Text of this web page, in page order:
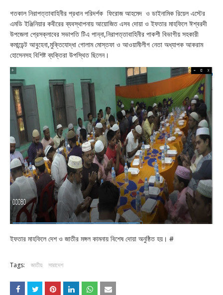
গতকাল নিরাপত্তাবাহিনীর প্রধান পরিদর্শক ফিরোজ আহমেদ ও ডাইনামিক রিয়েল এস্টের
এমডি ইঞ্জিনিয়ার কবীরের ব্যবস্থাপনায় আয়োজিত এসব দোয়া ও ইফতার মাহফিলে ঈশ্বরদী
উপজেলা প্রেসক্লাবের সভাপতি টিএ পান্না,নিরাপত্তাবাহিনীর পাকশী বিভাগীয় সহকারী
কমান্ডেন্ট আবুহেনা,মুক্তিযোদ্ধা গোলাম মোস্তফা ও আওয়ামীলীগ নেতা অধ্যাপক আকরাম
হোসেনসহ বিশিষ্ট ব্যক্তিরা উপস্থিত ছিলেন।
ইফতার মাহফিলে দেশ ও জাতীর মঙ্গল কামনায় বিশেষ দোয়া অনুষ্ঠিত হয়। #
Tags: জাতীয় সারাদেশ